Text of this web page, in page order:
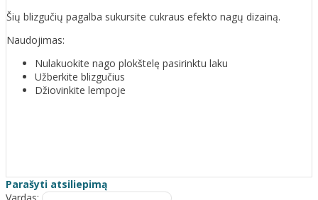
Šių blizgučių pagalba sukursite cukraus efekto nagų dizainą.
Naudojimas:
Nulakuokite nago plokštelę pasirinktu laku
Užberkite blizgučius
Džiovinkite lempoje
Parašyti atsiliepimą